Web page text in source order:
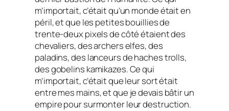
m’importait, c’était qu’un monde était en
péril, et que les petites bouillies de
trente-deux pixels de côté étaient des
chevaliers, des archers elfes, des
paladins, des lanceurs de haches trolls,
des gobelins kamikazes. Ce qui
m’importait, c’était que leur sort était
entre mes mains, et que je devais bâtir un
empire pour surmonter leur destruction.